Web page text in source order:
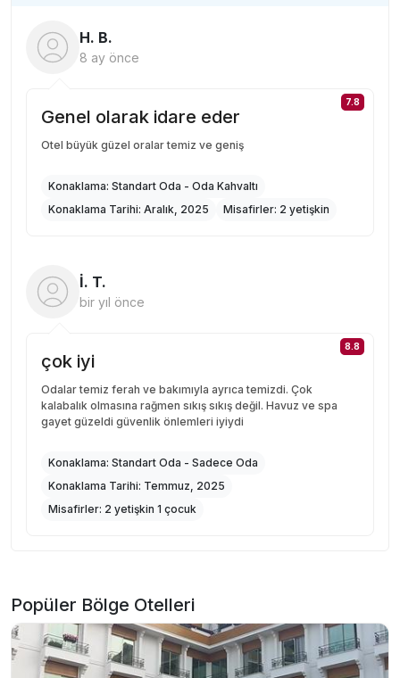
H. B.
8 ay önce
7.8
Genel olarak idare eder
Otel büyük güzel oralar temiz ve geniş
Konaklama: Standart Oda - Oda Kahvaltı
Konaklama Tarihi: Aralık, 2025 Misafirler: 2 yetişkin
İ. T.
bir yıl önce
8.8
çok iyi
Odalar temiz ferah ve bakımıyla ayrıca temizdi. Çok
kalabalık olmasına rağmen sıkış sıkış değil. Havuz ve spa
gayet güzeldi güvenlik önlemleri iyiydi
Konaklama: Standart Oda - Sadece Oda
Konaklama Tarihi: Temmuz, 2025
Misafirler: 2 yetişkin 1 çocuk
Popüler Bölge Otelleri